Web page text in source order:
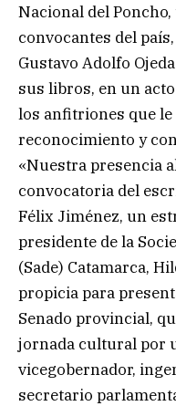
Nacional del
convocantes del
Gustavo Adolfo
sus libros, en un
los anfitriones que
reconocimiento y
«Nuestra presencia
convocatoria del
Félix Jiménez, un
presidente de la
(Sade) Catamarca,
propicia para
Senado provincial,
jornada cultural por
vicegobernador,
secretario